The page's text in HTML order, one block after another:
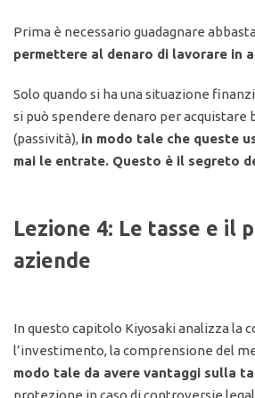
Prima è necessario guadagnare
permettere al denaro di lavorare in
Solo quando si ha una situazione
si può spendere denaro per acquistare
(passività), in modo tale che queste
mai le entrate. Questo è il segreto
Lezione 4: Le tasse e il
aziende
In questo capitolo Kiyosaki analizza la
l’investimento, la comprensione del
modo tale da avere vantaggi sulla
protezione in caso di controversie